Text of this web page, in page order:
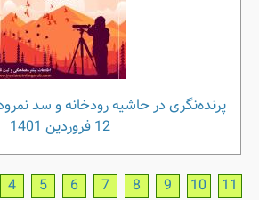
پرنده‌نگری در حاشیه رودخانه و سد
12 فروردین 1401
4 5 6 7 8 9 10
11